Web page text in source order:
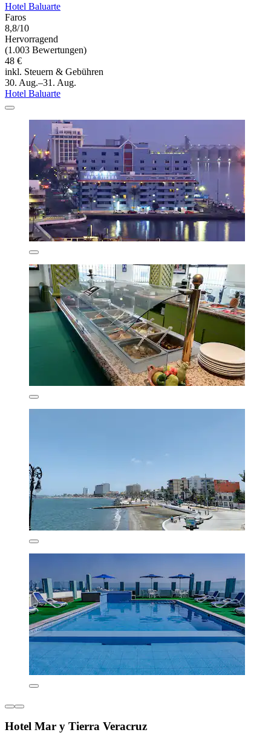
Hotel Baluarte
Faros
8,8/10
Hervorragend
(1.003 Bewertungen)
48 €
inkl. Steuern & Gebühren
30. Aug.–31. Aug.
Hotel Baluarte
Hotel Mar y Tierra Veracruz